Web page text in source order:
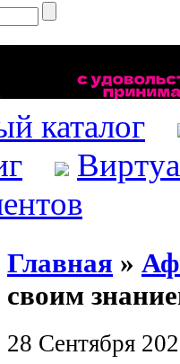
каталог
Главная »
своим
28 Сентября